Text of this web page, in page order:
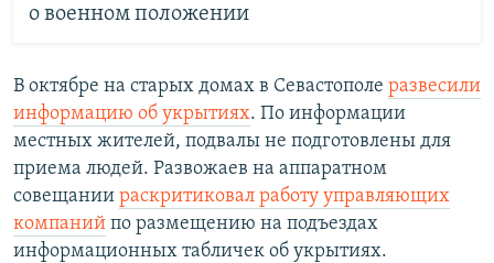
о военном положении
В октябре на старых домах в Севастополе развесили
информацию об укрытиях. По информации
местных жителей, подвалы не подготовлены для
приема людей. Развожаев на аппаратном
совещании раскритиковал работу управляющих
компаний по размещению на подъездах
информационных табличек об укрытиях.